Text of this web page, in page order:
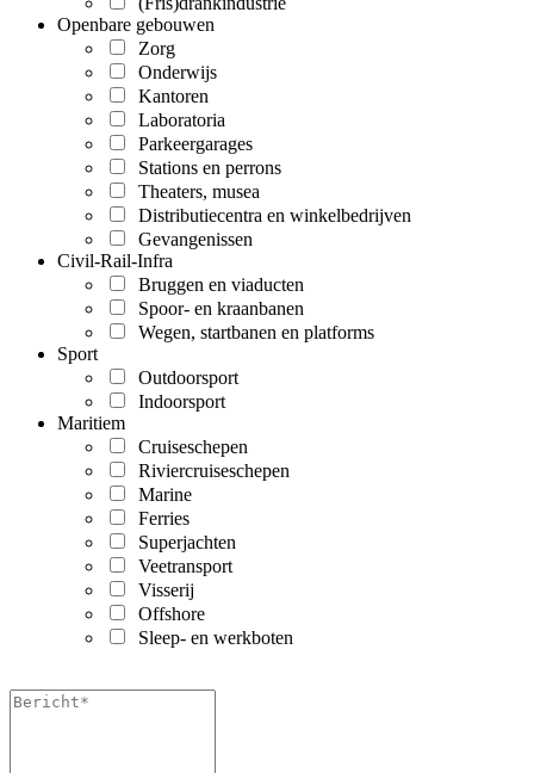
Openbare gebouwen
Zorg
Onderwijs
Kantoren
Laboratoria
Parkeergarages
Stations en perrons
Theaters, musea
Distributiecentra en winkelbedrijven
Gevangenissen
Civil-Rail-Infra
Bruggen en viaducten
Spoor- en kraanbanen
Wegen, startbanen en platforms
Sport
Outdoorsport
Indoorsport
Maritiem
Cruiseschepen
Riviercruiseschepen
Marine
Ferries
Superjachten
Veetransport
Visserij
Offshore
Sleep- en werkboten